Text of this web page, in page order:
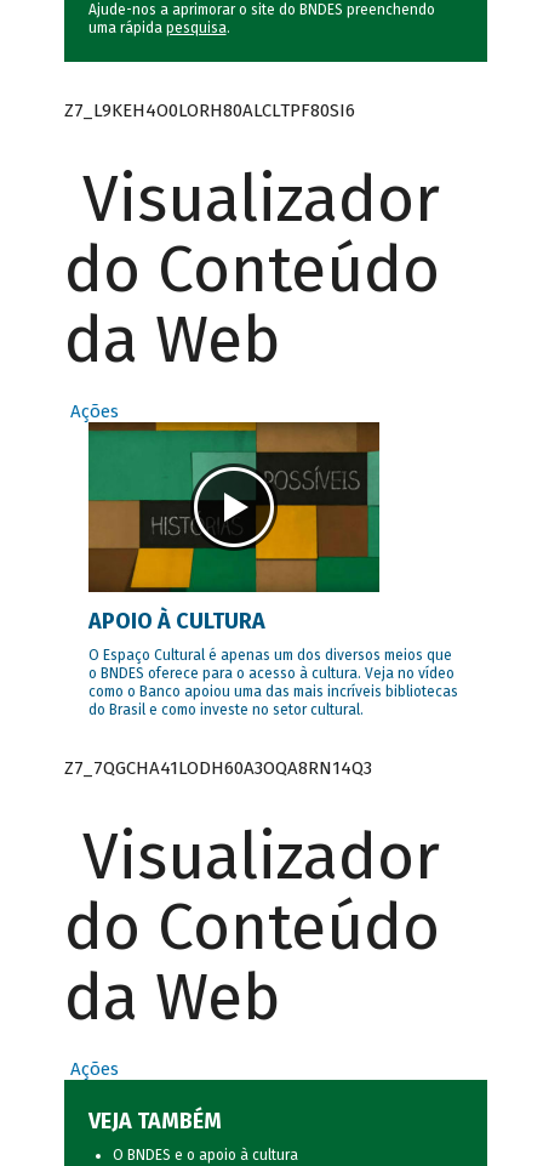
Ajude-nos a aprimorar o site do BNDES preenchendo
uma rápida pesquisa.
Z7_L9KEH4O0LORH80ALCLTPF80SI6
Visualizador
do Conteúdo
da Web
Ações
APOIO À CULTURA
O Espaço Cultural é apenas um dos diversos meios que
o BNDES oferece para o acesso à cultura. Veja no vídeo
como o Banco apoiou uma das mais incríveis bibliotecas
do Brasil e como investe no setor cultural.
Z7_7QGCHA41LODH60A3OQA8RN14Q3
Visualizador
do Conteúdo
da Web
Ações
VEJA TAMBÉM
O BNDES e o apoio à cultura